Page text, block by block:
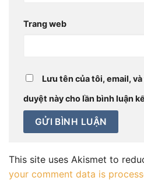
Trang web
Lưu tên của tôi, email,
duyệt này cho lần bình luận
This site uses Akismet to
your comment data is